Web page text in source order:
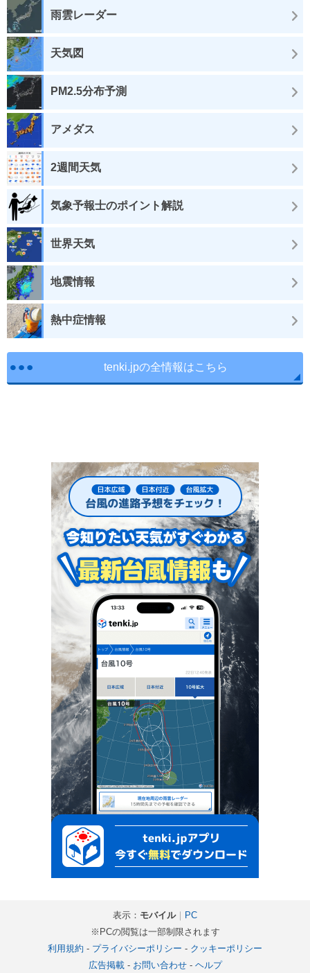
雨雲レーダー
天気図
PM2.5分布予測
アメダス
2週間天気
気象予報士のポイント解説
世界天気
地震情報
熱中症情報
tenki.jpの全情報はこちら
表示： モバイル｜ PC
※PCの閲覧は一部制限されます
利用規約 - プライバシーポリシー - クッキーポリシー
広告掲載- お問い合わせ- ヘルプ